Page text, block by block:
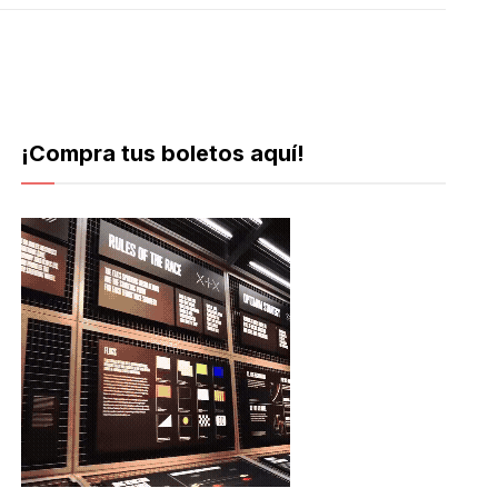
¡Compra tus boletos aquí!